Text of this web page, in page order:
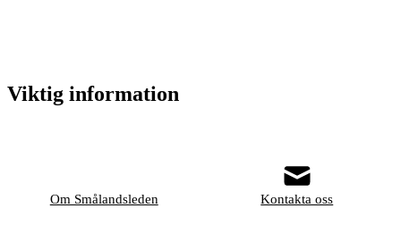
Viktig information
Om Smålandsleden Kontakta oss